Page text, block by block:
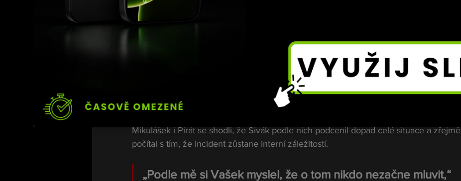
Zároveň dodal, že podobné situace se v minulosti řešily jinak.
„Neumím si představit, že bych před 20 lety přišel domů a
Obavy z další eskalace
Mikulášek i Pirát se shodli, že Sivák podle nich podcenil dopad celé situace a zřejmě
počítal s tím, že incident zůstane interní záležitostí.
„Podle mě si Vašek myslel, že o tom nikdo nezačne mluvit,“